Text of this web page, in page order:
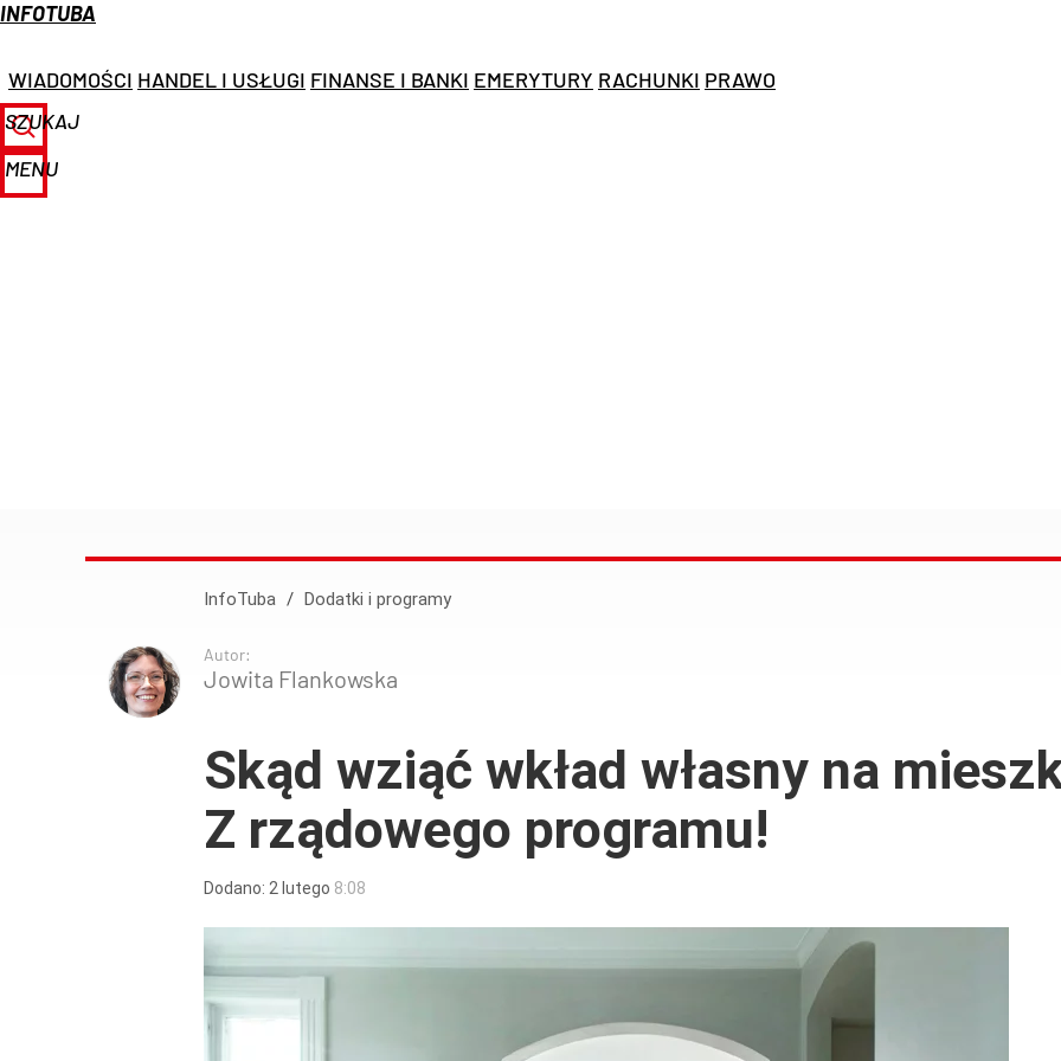
INFOTUBA
WIADOMOŚCI HANDEL I USŁUGI FINANSE I BANKI EMERYTURY RACHUNKI PRAWO
SZUKAJ
MENU
InfoTuba / Dodatki i programy
Autor:
Jowita Flankowska
Skąd wziąć wkład własny na
Z rządowego programu!
Dodano: 2 lutego 8:08